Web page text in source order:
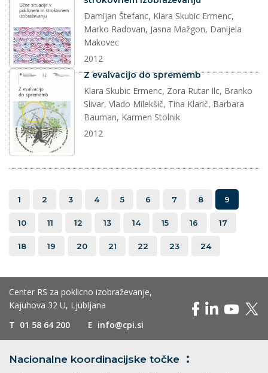
Damijan Štefanc, Klara Skubic Ermenc,
Marko Radovan, Jasna Mažgon, Danijela
Makovec
2012
dokument
Z evalvacijo do sprememb
Klara Skubic Ermenc, Zora Rutar Ilc, Branko
Slivar, Vlado Milekšič, Tina Klarič, Barbara
Bauman, Karmen Stolnik
2012
1 2 3 4 5 6 7 8 9
10 11 12 13 14 15 16 17
18 19 20 21 22 23 24
Center RS za poklicno izobraževanje,
Kajuhova 32 U, Ljubljana
T 01 58 64 200 E info@cpi.si
Nacionalne koordinacijske točke